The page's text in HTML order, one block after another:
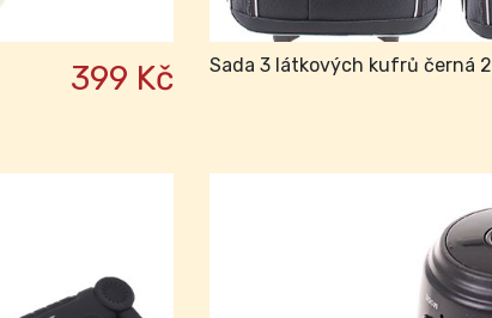
399 Kč Sada 3 látkových kufrů černá 2